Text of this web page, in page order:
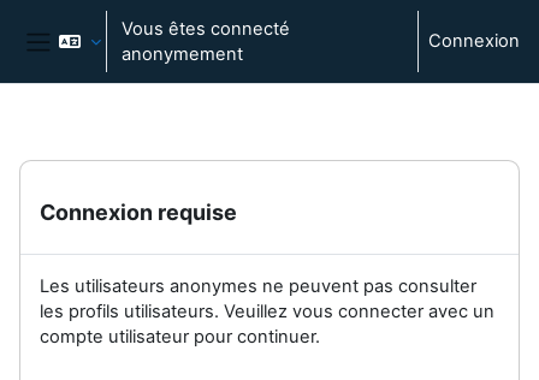
Passer au contenu principal
Panneau latéral
Vous êtes connecté
anonymement
Connexion
Connexion requise
Les utilisateurs anonymes ne peuvent pas consulter
les profils utilisateurs. Veuillez vous connecter avec un
compte utilisateur pour continuer.